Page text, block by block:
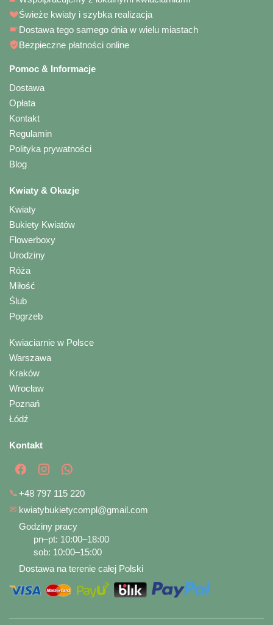
Świeże kwiaty i szybka realizacja
Dostawa tego samego dnia w wielu miastach
Bezpieczne płatności online
Pomoc & Informacje
Dostawa
Opłata
Kontakt
Regulamin
Polityka prywatności
Blog
Kwiaty & Okazje
Kwiaty
Bukiety Kwiatów
Flowerboxy
Urodziny
Róża
Miłość
Ślub
Pogrzeb
Kwiaciarnie w Polsce
Warszawa
Kraków
Wrocław
Poznań
Łódź
Kontakt
📞+48 797 115 220
✉ kwiatybukietycompl@gmail.com
Godziny pracy
pn–pt: 10:00–18:00
sob: 10:00–15:00
Dostawa na terenie całej Polski